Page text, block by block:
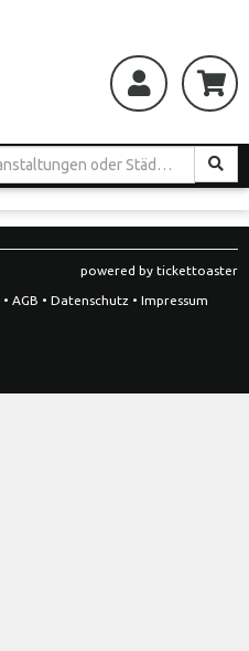
powered by tickettoaster
• AGB • Datenschutz • Impressum